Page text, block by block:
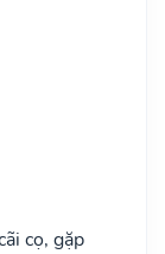
cọ, gặp